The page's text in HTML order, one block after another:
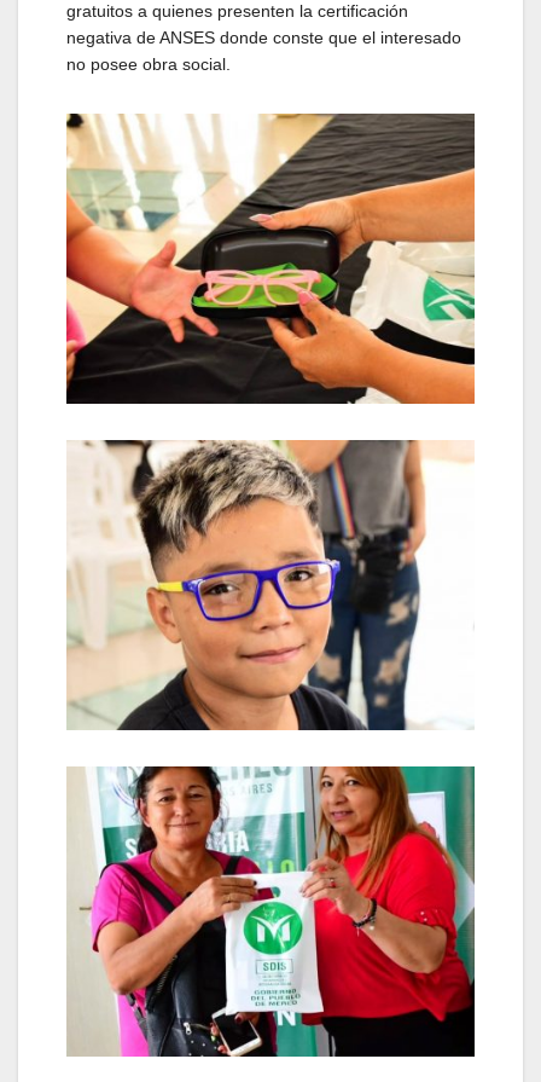
gratuitos a quienes presenten la certificación
negativa de ANSES donde conste que el interesado
no posee obra social.